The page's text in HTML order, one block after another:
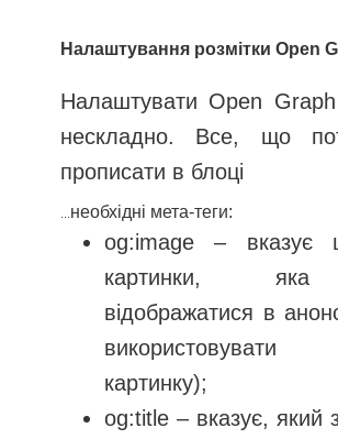
Налаштування розмітки Open
Налаштувати Open Graph
нескладно. Все, що
прописати в блоці
необхідні мета-теги:
og:image – вказує
картинки,
відображатися в
використовувати
картинку);
og:title – вказує, який